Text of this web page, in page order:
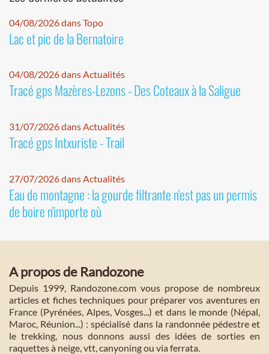
04/08/2026 dans Topo
Lac et pic de la Bernatoire
04/08/2026 dans Actualités
Tracé gps Mazères-Lezons - Des Coteaux à la Saligue
31/07/2026 dans Actualités
Tracé gps Intxuriste - Trail
27/07/2026 dans Actualités
Eau de montagne : la gourde filtrante n'est pas un permis
de boire n'importe où
A propos de Randozone
Depuis 1999, Randozone.com vous propose de nombreux
articles et fiches techniques pour préparer vos aventures en
France (Pyrénées, Alpes, Vosges...) et dans le monde (Népal,
Maroc, Réunion...) : spécialisé dans la randonnée pédestre et
le trekking, nous donnons aussi des idées de sorties en
raquettes à neige, vtt, canyoning ou via ferrata.